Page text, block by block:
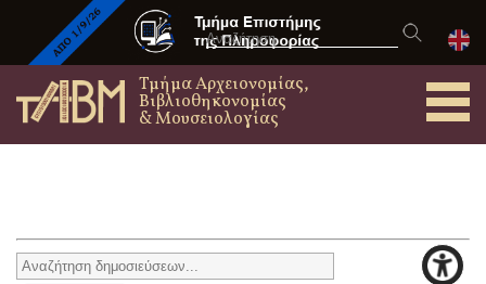
Τμήμα Αρχειονομίας,
Βιβλιοθηκονομίας
& Μουσειολογίας